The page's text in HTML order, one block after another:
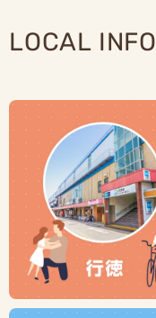
LOCAL INFO